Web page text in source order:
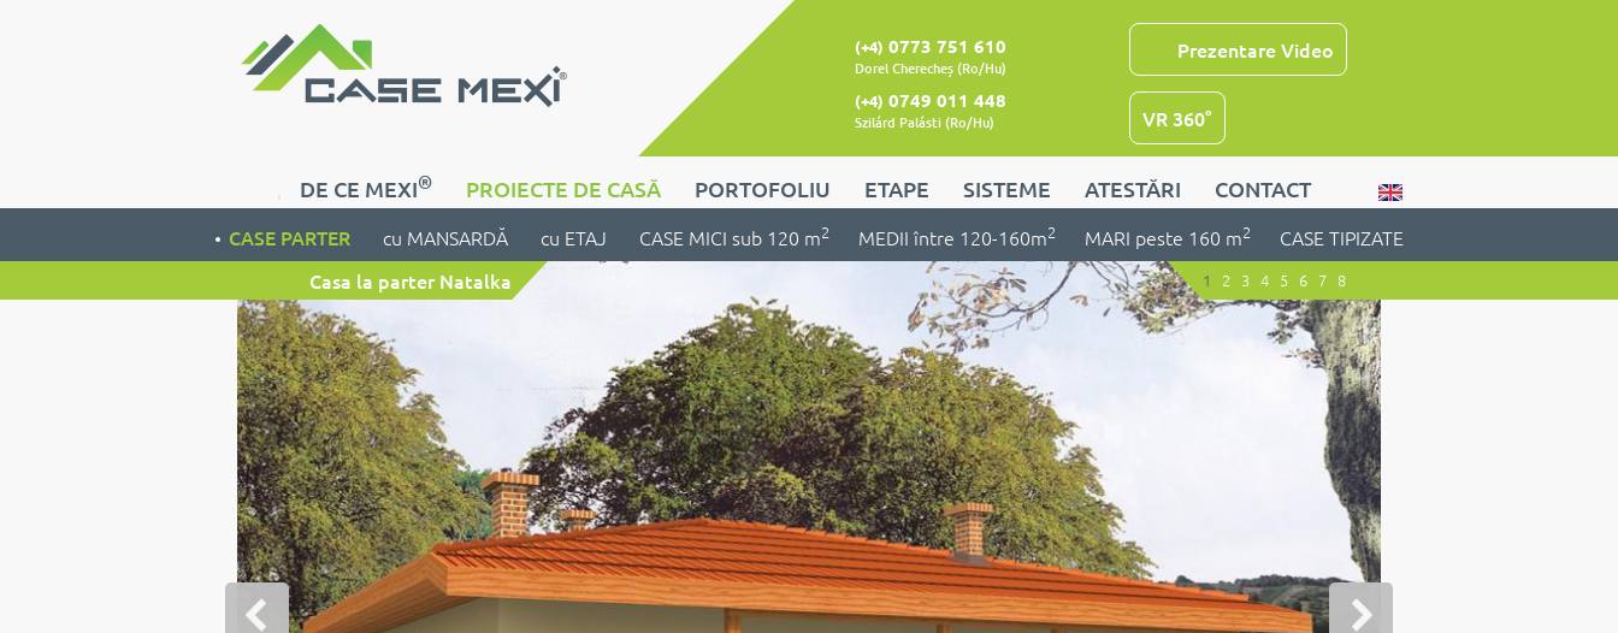
(+4) 0773 751 610
Dorel Cherecheș (Ro/Hu)
(+4) 0749 011 448
Szilárd Palásti (Ro/Hu)
Prezentare Video
VR 360°
DE CE MEXI® PROIECTE DE CASĂ PORTOFOLIU ETAPE SISTEME ATESTĂRI CONTACT
CASE PARTER cu MANSARDĂ cu ETAJ CASE MICI sub 120 m2 MEDII între 120-160m2 MARI peste 160 m2
CASE TIPIZATE
Casa la parter Natalka
1 2 3 4 5 6 7 8